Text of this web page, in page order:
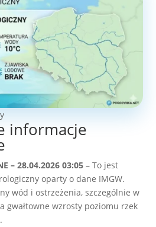
informacje
– 28.04.2026 03:05 – To jest
oparty o dane IMGW.
wód i ostrzeżenia, szczególnie w
gwałtowne wzrosty poziomu rzek